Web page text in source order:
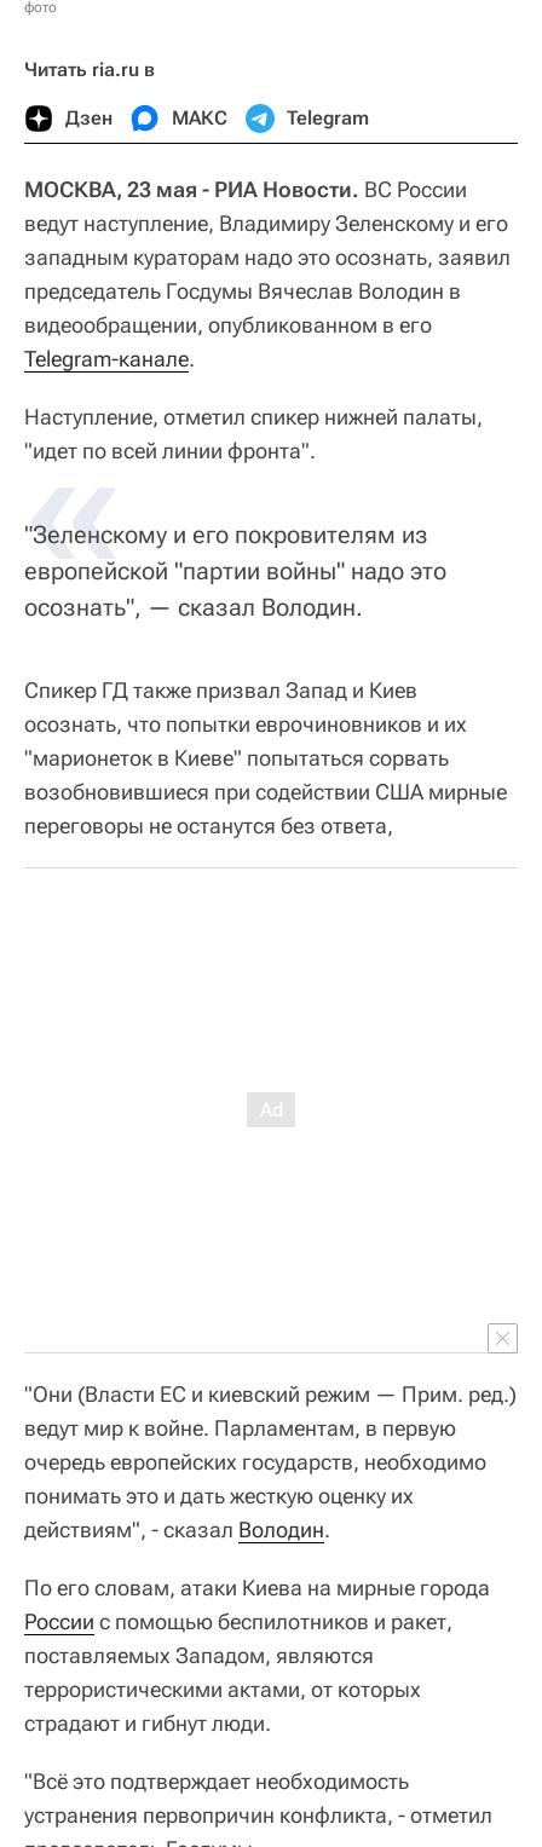
фото
Читать ria.ru в
Дзен МАКС Telegram
МОСКВА, 23 мая - РИА Новости. ВС России
ведут наступление, Владимиру Зеленскому и его
западным кураторам надо это осознать, заявил
председатель Госдумы Вячеслав Володин в
видеообращении, опубликованном в его
Telegram-канале.
Наступление, отметил спикер нижней палаты,
"идет по всей линии фронта".
«
"Зеленскому и его покровителям из
европейской "партии войны" надо это
осознать", — сказал Володин.
Спикер ГД также призвал Запад и Киев
осознать, что попытки еврочиновников и их
"марионеток в Киеве" попытаться сорвать
возобновившиеся при содействии США мирные
переговоры не останутся без ответа,
"Они (Власти ЕС и киевский режим — Прим. ред.)
ведут мир к войне. Парламентам, в первую
очередь европейских государств, необходимо
понимать это и дать жесткую оценку их
действиям", - сказал Володин.
По его словам, атаки Киева на мирные города
России с помощью беспилотников и ракет,
поставляемых Западом, являются
террористическими актами, от которых
страдают и гибнут люди.
"Всё это подтверждает необходимость
устранения первопричин конфликта, - отметил